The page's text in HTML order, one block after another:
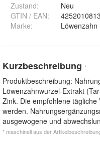
Zustand:
Neu
GTIN / EAN:
Marke:
Löwenzahn
Kurzbeschreibung *
Produktbeschreibung:
Löwenzahnwurzel-Extrakt
Zink. Die empfohlene
werden.
ausgewogene und
* maschinell aus der